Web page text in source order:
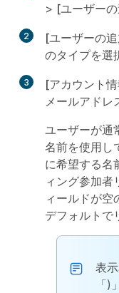
> [ユーザー
2 [ユーザーの
のタイプを選
3 [アカウント
メールアドレ
ユーザーが通
名前を使用し
に希望する名
ィング参加者
ィールドが空
デフォルトで
表
「